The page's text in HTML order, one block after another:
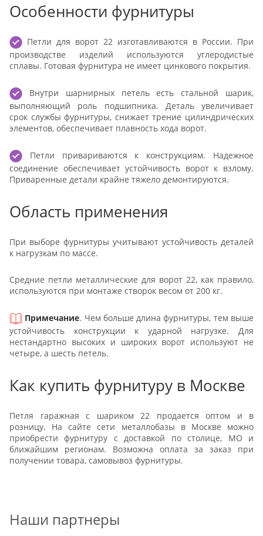
Особенности фурнитуры
Петли для ворот 22 изготавливаются в России. При
производстве изделий используются углеродистые
сплавы. Готовая фурнитура не имеет цинкового покрытия.
Внутри шарнирных петель есть стальной шарик,
выполняющий роль подшипника. Деталь увеличивает
срок службы фурнитуры, снижает трение цилиндрических
элементов, обеспечивает плавность хода ворот.
Петли привариваются к конструкциям. Надежное
соединение обеспечивает устойчивость ворот к взлому.
Приваренные детали крайне тяжело демонтируются.
Область применения
При выборе фурнитуры учитывают устойчивость деталей
к нагрузкам по массе.
Средние петли металлические для ворот 22, как правило,
используются при монтаже створок весом от 200 кг.
Примечание. Чем больше длина фурнитуры, тем выше
устойчивость конструкции к ударной нагрузке. Для
нестандартно высоких и широких ворот используют не
четыре, а шесть петель.
Как купить фурнитуру в Москве
Петля гаражная с шариком 22 продается оптом и в
розницу. На сайте сети металлобазы в Москве можно
приобрести фурнитуру с доставкой по столице, МО и
ближайшим регионам. Возможна оплата за заказ при
получении товара, самовывоз фурнитуры.
Наши партнеры